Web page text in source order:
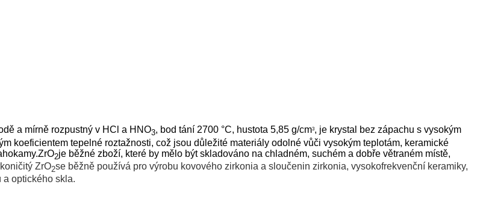
a mírně rozpustný v HCl a HNO3, bod tání 2700 °C, hustota 5,85 g/cm3, je krystal bez zápachu s vysokým
koeficientem tepelné roztažnosti, což jsou důležité materiály odolné vůči vysokým teplotám, keramické
2je běžné zboží, které by mělo být skladováno na chladném, suchém a dobře větraném místě,
ZrO2se běžně používá pro výrobu kovového zirkonia a sloučenin zirkonia, vysokofrekvenční keramiky,
a optického skla.